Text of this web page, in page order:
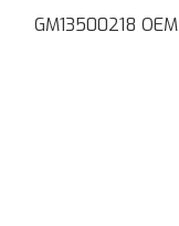
GM13500218 OEM